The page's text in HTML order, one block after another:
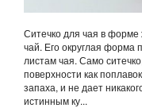
Ситечко для чая в
чай. Его округлая форма
листам чая. Само
поверхности как
запаха, и не дает
истинным ку...